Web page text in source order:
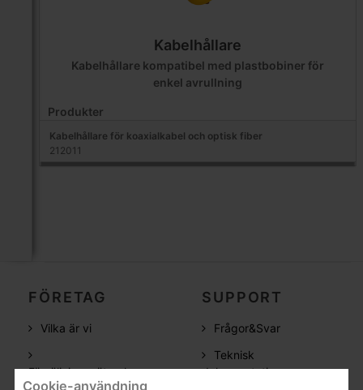
Kabelhållare
Kabelhållare kompatibel med plastbobiner för
enkel avrullning
Produkter
Kabelhållare för koaxialkabel och optisk fiber
212011
FÖRETAG
Vilka är vi
Försäljningsnätverk
SUPPORT
Frågor&Svar
Teknisk
dokumentation
Cookie-användning